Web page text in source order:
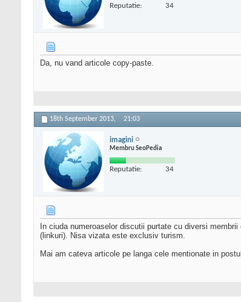
Reputatie: 34
Da, nu vand articole copy-paste.
18th September 2013, 21:03
imagini
Membru SeoPedia
Reputatie: 34
In ciuda numeroaselor discutii purtate cu diversi
(linkuri). Nisa vizata este exclusiv turism.
Mai am cateva articole pe langa cele mentionate in